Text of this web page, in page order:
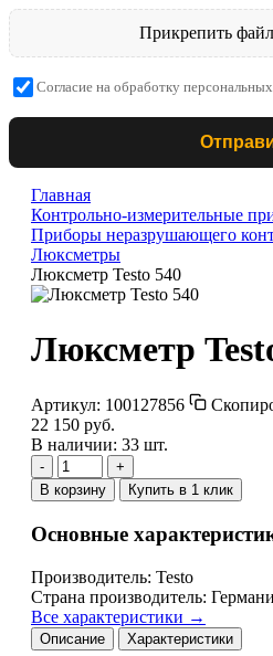
Прикрепить
Согласие на обработку
Главная
Контрольно-измерительные
Приборы неразрушающего
Люксметры
Люксметр Testo 540
Люксметр
Артикул: 100127856
22 150 руб.
В наличии: 33 шт.
-
+
В корзину
Купить в 1 клик
Основные
Производитель: Testo
Страна производитель:
Все характеристики →
Описание Характеристики